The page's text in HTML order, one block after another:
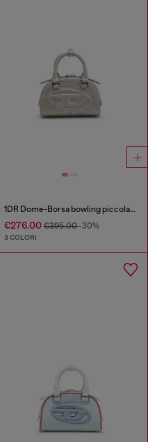
1DR Dome-Borsa bowling piccola in pelle effetto coccodrillo
€276.00€395.00-30%
3 COLORI